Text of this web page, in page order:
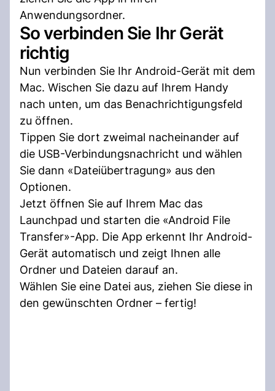
Anwendungsordner.
So verbinden Sie Ihr Gerät
richtig
Nun verbinden Sie Ihr Android-Gerät mit dem
Mac. Wischen Sie dazu auf Ihrem Handy
nach unten, um das Benachrichtigungsfeld
zu öffnen.
Tippen Sie dort zweimal nacheinander auf
die USB-Verbindungsnachricht und wählen
Sie dann «Dateiübertragung» aus den
Optionen.
Jetzt öffnen Sie auf Ihrem Mac das
Launchpad und starten die «Android File
Transfer»-App. Die App erkennt Ihr Android-
Gerät automatisch und zeigt Ihnen alle
Ordner und Dateien darauf an.
Wählen Sie eine Datei aus, ziehen Sie diese in
den gewünschten Ordner – fertig!